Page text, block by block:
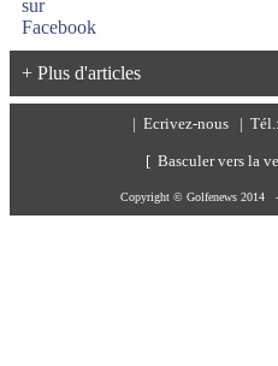
+ Plus d'articles
Ecrivez-nous |
[ Basculer vers la
Copyright © Golfenews 2014